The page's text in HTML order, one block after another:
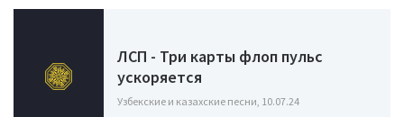
ЛСП - Три карты флоп пульс
ускоряется
Узбекские и казахские песни, 10.07.24